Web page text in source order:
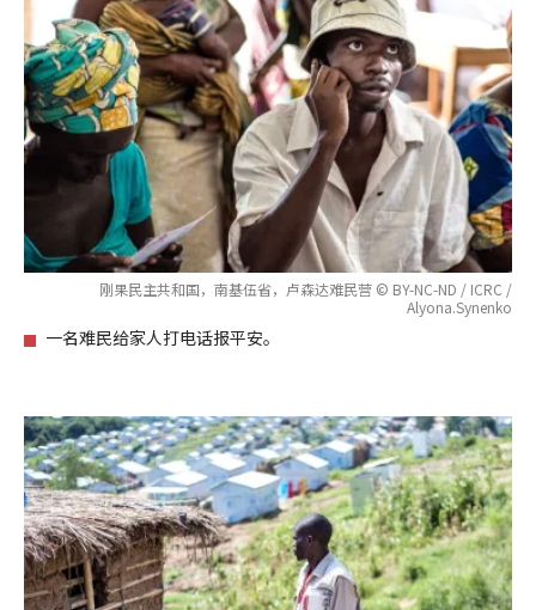
刚果民主共和国，南基伍省，卢森达难民营 © BY-NC-ND / ICRC /
Alyona.Synenko
一名难民给家人打电话报平安。